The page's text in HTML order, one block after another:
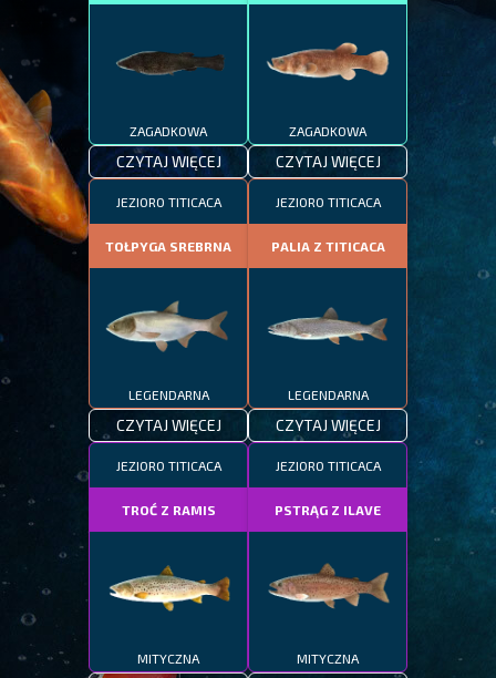
ZAGADKOWA
CZYTAJ WIĘCEJ
ZAGADKOWA
CZYTAJ WIĘCEJ
JEZIORO TITICACA
TOŁPYGA SREBRNA
LEGENDARNA
CZYTAJ WIĘCEJ
JEZIORO TITICACA
PALIA Z TITICACA
LEGENDARNA
CZYTAJ WIĘCEJ
JEZIORO TITICACA
TROĆ Z RAMIS
MITYCZNA
JEZIORO TITICACA
PSTRĄG Z ILAVE
MITYCZNA